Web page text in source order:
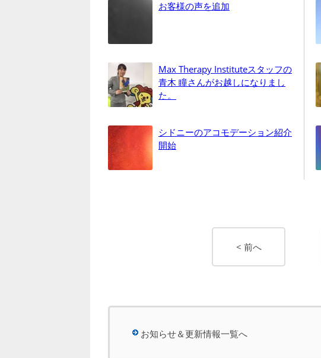
お客様の声を追加
Max Therapy Instituteスタッフの
青木 瞳さんがお越しになりまし
た。
シドニーのアコモデーション紹介
開始
< 前へ
お知らせ＆更新情報一覧へ